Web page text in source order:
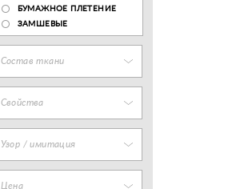
БУМАЖНОЕ ПЛЕТЕНИЕ
ЗАМШЕВЫЕ
Состав ткани
Свойства
Узор / имитация
Цена